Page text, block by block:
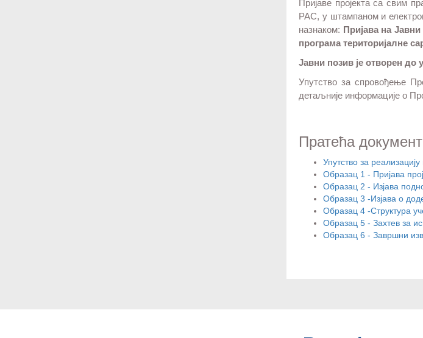
Пријаве пројекта са свим
РАС, у штампаном и
назнаком: Пријава на
програма територијалне
Јавни позив је отворен до
Упутство за спровођење
детаљније информације о
Пратећа
Упутство за
Образац 1 - Пријава
Образац 2 - Изјава
Образац 3 -Изјава о
Образац 4 -Структура
Образац 5 -Захтев за
Образац 6 -Завршни